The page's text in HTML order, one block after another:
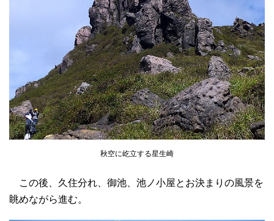
秋空に屹立する星生崎
この後、久住分れ、御池、池ノ小屋とお決まりの風景を
眺めながら進む。